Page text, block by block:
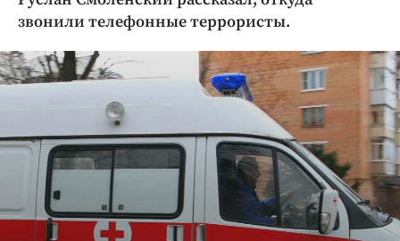
Криминал
Недвижимость и ЖКХ
Общество
Погода
Праздники
Происшествия
Спорт
звонили телефонные террористы.